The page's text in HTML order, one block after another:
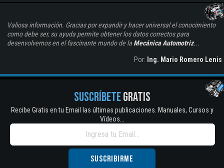
Valiosa información. Gracias por expandir y hacer universal el conocimiento
como debe ser, su ayuda permite obtener los datos correctos para
desenvolvernos en el fascinante mundo de la Mecánica Automotriz...
Por: Ing. Mario Romero Lenis
SUSCRÍBETEGRATIS
Recibe Gratis en tu Email las últimas publicaciones. Manuales, Cursos y
Vídeos...